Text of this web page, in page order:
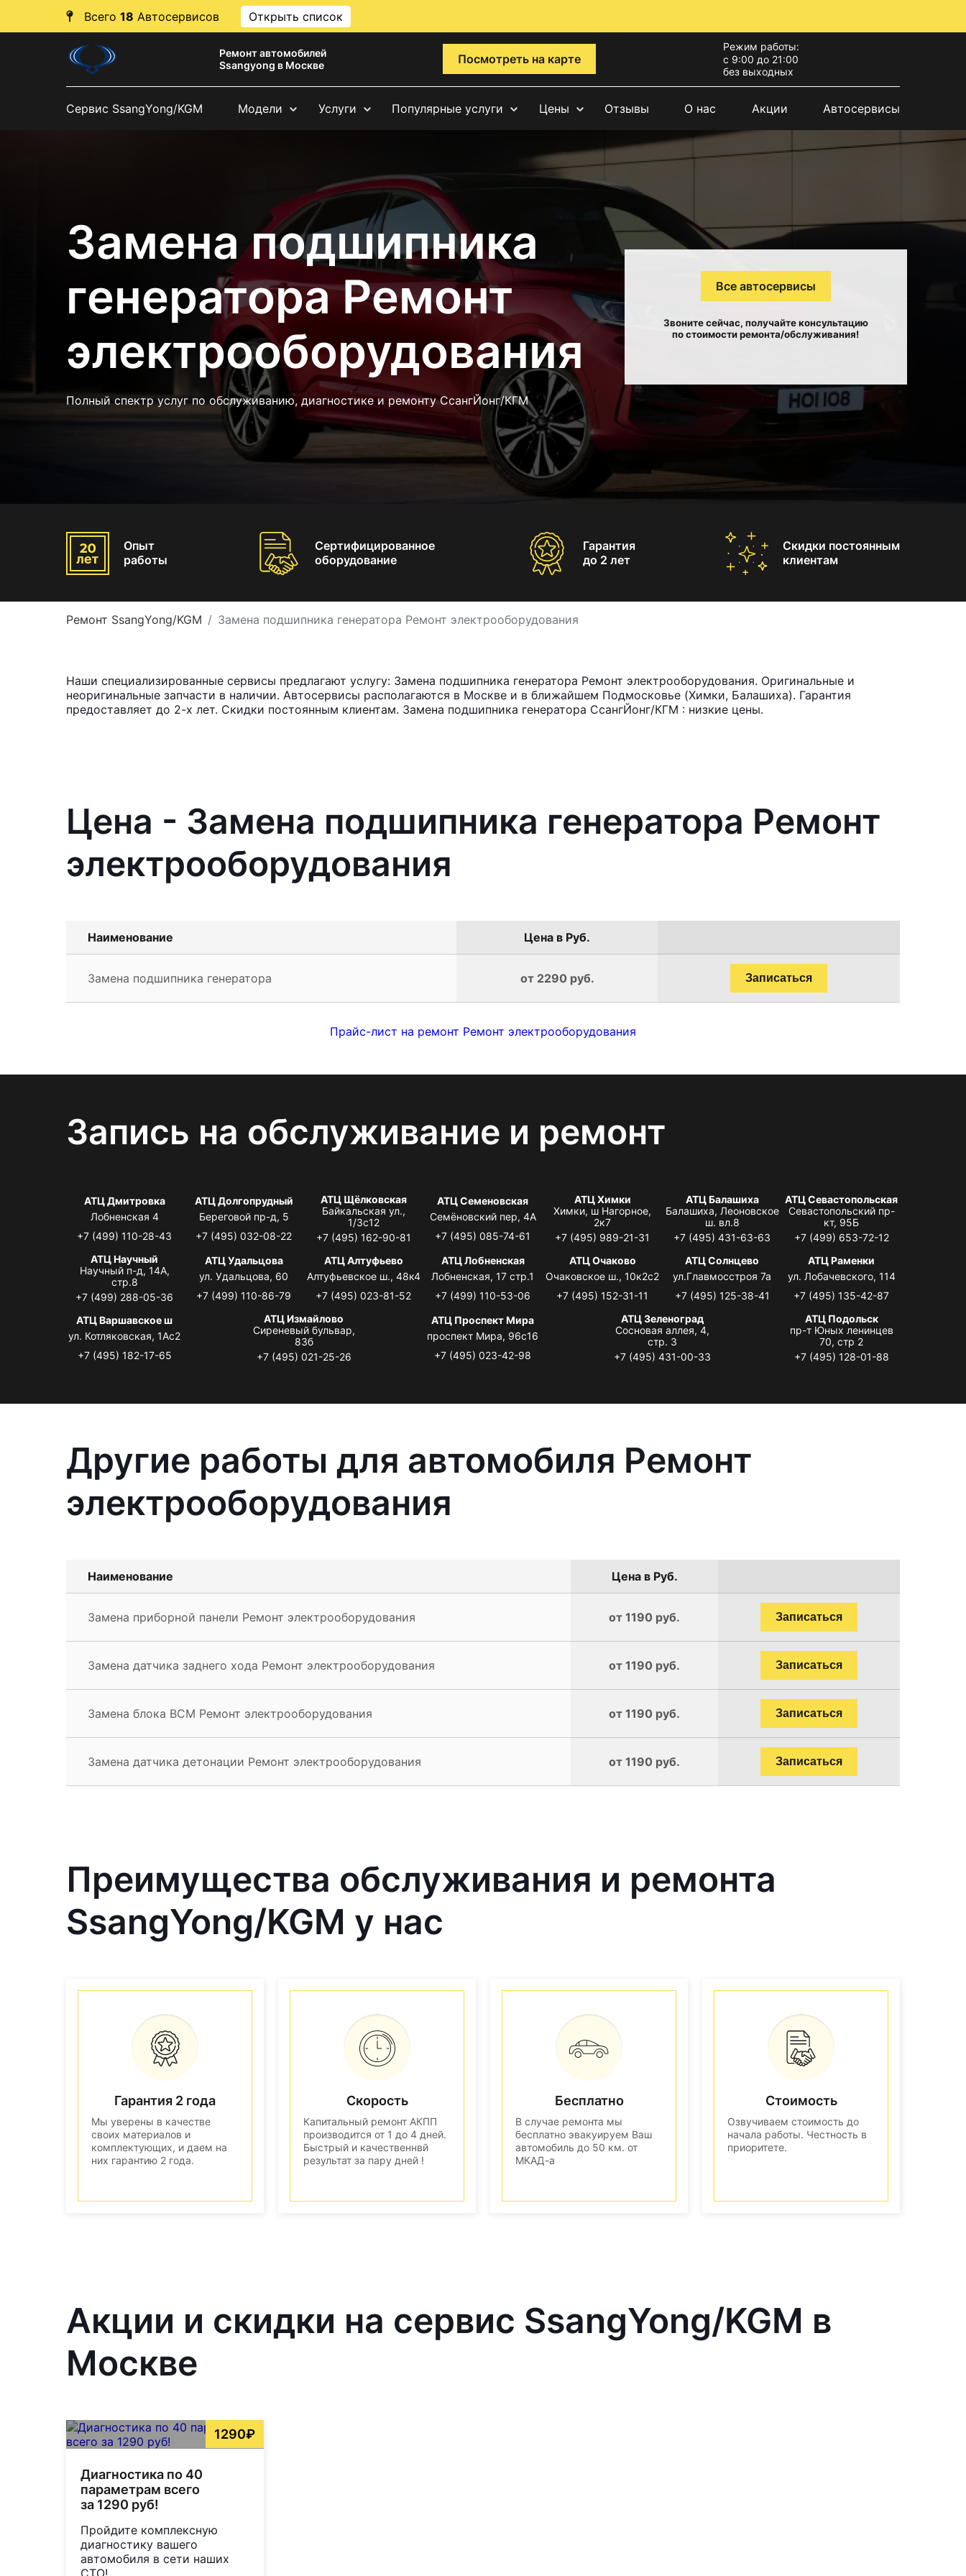
Всего 18 Автосервисов Открыть список
Ремонт автомобилей
Ssangyong в Москве
Посмотреть на карте
Режим работы:
с 9:00 до 21:00
без выходных
Сервис SsangYong/KGM Модели Услуги Популярные услуги Цены Отзывы О нас Акции Автосервисы
Замена подшипника
генератора Ремонт
электрооборудования
Полный спектр услуг по обслуживанию, диагностике и ремонту СсангЙонг/КГМ
Все автосервисы
Звоните сейчас, получайте консультацию
по стоимости ремонта/обслуживания!
Опыт
работы
Сертифицированное
оборудование
Гарантия
до 2 лет
Скидки постоянным
клиентам
Ремонт SsangYong/KGM Замена подшипника генератора Ремонт электрооборудования
Наши специализированные сервисы предлагают услугу: Замена подшипника генератора Ремонт электрооборудования. Оригинальные и
неоригинальные запчасти в наличии. Автосервисы располагаются в Москве и в ближайшем Подмосковье (Химки, Балашиха). Гарантия
предоставляет до 2-х лет. Скидки постоянным клиентам. Замена подшипника генератора СсангЙонг/КГМ : низкие цены.
Цена - Замена подшипника генератора Ремонт
электрооборудования
Наименование Цена в Руб.
Замена подшипника генератора от 2290 руб. Записаться
Прайс-лист на ремонт Ремонт электрооборудования
Запись на обслуживание и ремонт
АТЦ Дмитровка
Лобненская 4
+7 (499) 110-28-43
АТЦ Долгопрудный
Береговой пр-д, 5
+7 (495) 032-08-22
АТЦ Щёлковская
Байкальская ул.,
1/3с12
+7 (495) 162-90-81
АТЦ Семеновская
Семёновский пер, 4А
+7 (495) 085-74-61
АТЦ Химки
Химки, ш Нагорное,
2к7
+7 (495) 989-21-31
АТЦ Балашиха
Балашиха, Леоновское
ш. вл.8
+7 (495) 431-63-63
АТЦ Севастопольская
Севастопольский пр-
кт, 95Б
+7 (499) 653-72-12
АТЦ Научный
Научный п-д, 14А,
стр.8
+7 (499) 288-05-36
АТЦ Удальцова
ул. Удальцова, 60
+7 (499) 110-86-79
АТЦ Алтуфьево
Алтуфьевское ш., 48к4
+7 (495) 023-81-52
АТЦ Лобненская
Лобненская, 17 стр.1
+7 (499) 110-53-06
АТЦ Очаково
Очаковское ш., 10к2с2
+7 (495) 152-31-11
АТЦ Солнцево
ул.Главмосстроя 7а
+7 (495) 125-38-41
АТЦ Раменки
ул. Лобачевского, 114
+7 (495) 135-42-87
АТЦ Варшавское ш
ул. Котляковская, 1Ас2
+7 (495) 182-17-65
АТЦ Измайлово
Сиреневый бульвар,
83б
+7 (495) 021-25-26
АТЦ Проспект Мира
проспект Мира, 96с16
+7 (495) 023-42-98
АТЦ Зеленоград
Сосновая аллея, 4,
стр. 3
+7 (495) 431-00-33
АТЦ Подольск
пр-т Юных ленинцев
70, стр 2
+7 (495) 128-01-88
Другие работы для автомобиля Ремонт
электрооборудования
Наименование Цена в Руб.
Замена приборной панели Ремонт электрооборудования от 1190 руб. Записаться
Замена датчика заднего хода Ремонт электрооборудования от 1190 руб. Записаться
Замена блока BCM Ремонт электрооборудования от 1190 руб. Записаться
Замена датчика детонации Ремонт электрооборудования от 1190 руб. Записаться
Преимущества обслуживания и ремонта
SsangYong/KGM у нас
Гарантия 2 года
Мы уверены в качестве
своих материалов и
комплектующих, и даем на
них гарантию 2 года.
Скорость
Капитальный ремонт АКПП
производится от 1 до 4 дней.
Быстрый и качественнвй
результат за пару дней !
Бесплатно
В случае ремонта мы
бесплатно эвакуируем Ваш
автомобиль до 50 км. от
МКАД-а
Стоимость
Озвучиваем стоимость до
начала работы. Честность в
приоритете.
Акции и скидки на сервис SsangYong/KGM в
Москве
1290₽
Диагностика по 40
параметрам всего
за 1290 руб!
Пройдите комплексную
диагностику вашего
автомобиля в сети наших
СТО!